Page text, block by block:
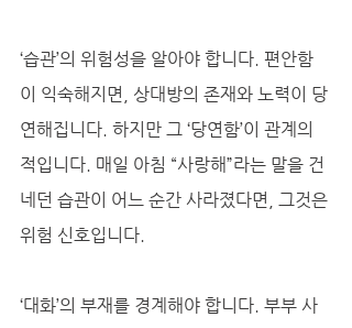
‘습관’의 위험성을 알아야 합니다. 편안함
이 익숙해지면, 상대방의 존재와 노력이 당
연해집니다. 하지만 그 ‘당연함’이 관계의
적입니다. 매일 아침 “사랑해”라는 말을 건
네던 습관이 어느 순간 사라졌다면, 그것은
위험 신호입니다.
‘대화’의 부재를 경계해야 합니다. 부부 사